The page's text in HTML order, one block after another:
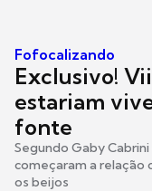
Fofocalizando
Exclusivo!
estariam
fonte
Segundo Gaby
começaram a relação
os beijos